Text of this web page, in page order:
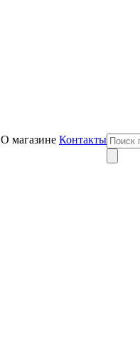
О магазине Контакты